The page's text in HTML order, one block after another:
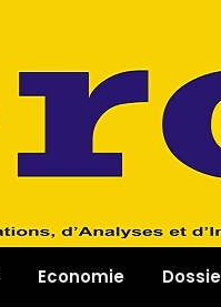
Economie